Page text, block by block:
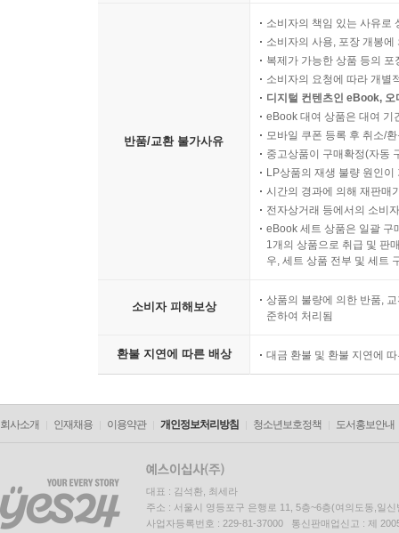
반품/교환 불가사유
소비자의 책임 있는 사유로
소비자의 사용, 포장 개봉
복제가 가능한 상품 등의
소비자의 요청에 따라 개별
디지털 컨텐츠인 eBook,
eBook 대여 상품은 대여 기
모바일 쿠폰 등록 후 취소/
중고상품이 구매확정(자동
LP상품의 재생 불량 원인
시간의 경과에 의해 재판매
전자상거래 등에서의 소비
eBook 세트 상품은 일괄 구
1개의 상품으로 취급 및 판
우, 세트 상품 전부 및 세트
소비자 피해보상
상품의 불량에 의한 반품,
준하여 처리됨
환불 지연에 따른 배상 대금 환불 및 환불 지연에
회사소개 인재채용 이용약관 개인정보처리방침 청소년보호정책 도서홍보안내
대표 : 김석환, 최세라
주소 : 서울시 영등포구 은행로 11, 5층~6층(여의도동,일신
사업자등록번호 : 229-81-37000 통신판매업신고 : 제